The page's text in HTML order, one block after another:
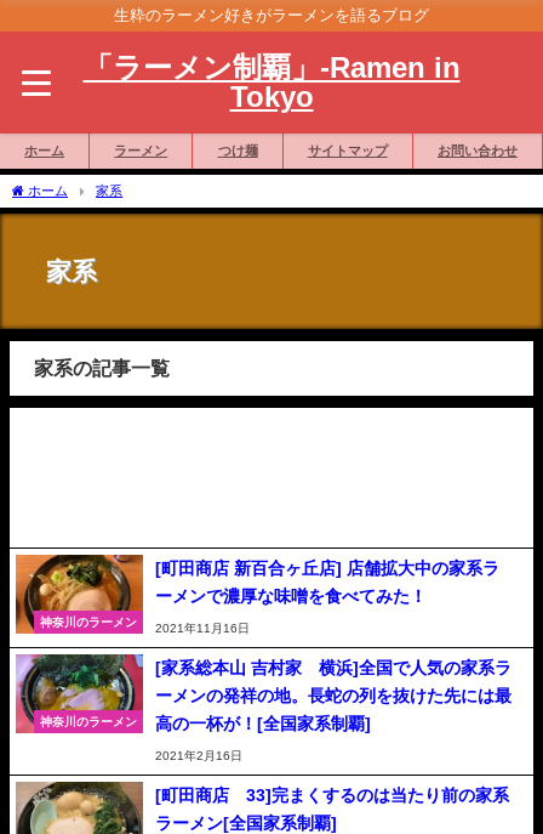
生粋のラーメン好きがラーメンを語るブログ
「ラーメン制覇」-Ramen in
Tokyo
ホーム ラーメン つけ麺 サイトマップ お問い合わせ
ホーム 家系
家系
家系の記事一覧
神奈川のラーメン
[町田商店 新百合ヶ丘店] 店舗拡大中の家系ラ
ーメンで濃厚な味噌を食べてみた！
2021年11月16日
神奈川のラーメン
[家系総本山 吉村家 横浜]全国で人気の家系ラ
ーメンの発祥の地。長蛇の列を抜けた先には最
高の一杯が！[全国家系制覇]
2021年2月16日
[町田商店 33]完まくするのは当たり前の家系
ラーメン[全国家系制覇]